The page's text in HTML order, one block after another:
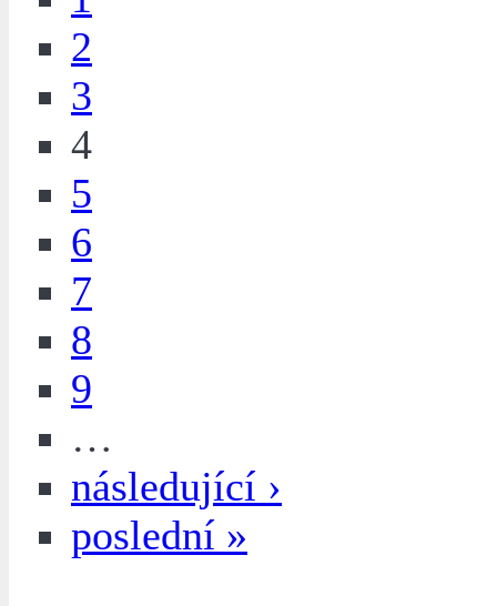
2
3
4
5
6
7
8
9
…
následující ›
poslední »